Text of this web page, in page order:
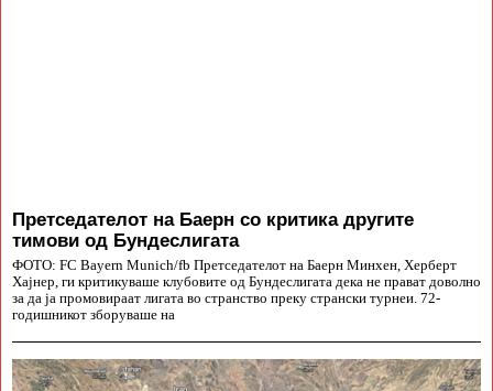
Претседателот на Баерн со критика другите
тимови од Бундеслигата
ФОТО: FC Bayern Munich/fb Претседателот на Баерн Минхен, Херберт
Хајнер, ги критикуваше клубовите од Бундеслигата дека не прават доволно
за да ја промовираат лигата во странство преку странски турнеи. 72-
годишникот зборуваше на